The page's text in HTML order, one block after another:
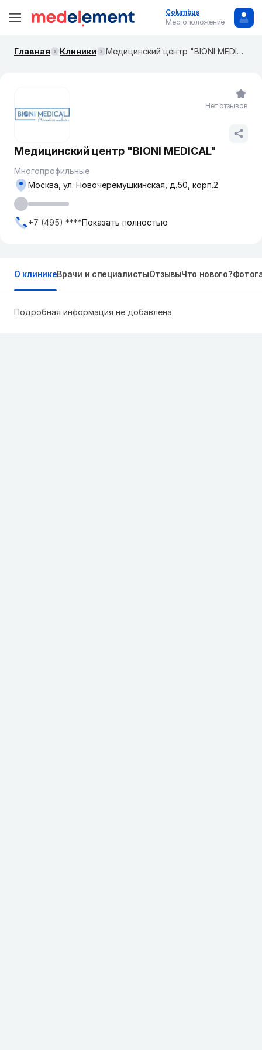
Columbus
Местоположение
Главная Клиники Медицинский центр "BIONI MEDICAL"
Медицинский центр "BIONI MEDICAL"
Многопрофильные
Москва, ул. Новочерёмушкинская, д.50, корп.2
+7 (495) ****Показать полностью
Нет отзывов
О клиникеВрачи и специалистыОтзывыЧто нового?
Подробная информация не добавлена